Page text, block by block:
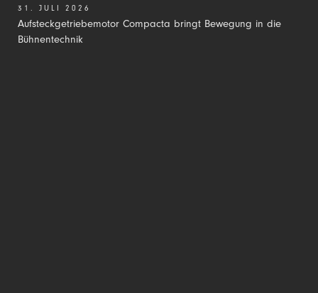
Aufsteckgetriebemotor Compacta bringt Bewegung in die
Bühnentechnik
31. JULI 2026